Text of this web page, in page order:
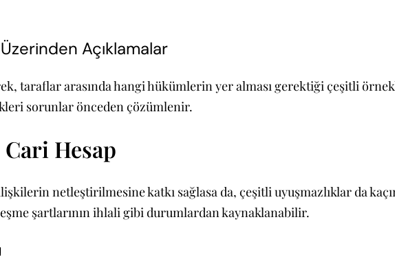
Açıklamalar
taraflar arasında hangi hükümlerin yer alması gerektiği çeşitli
sorunlar önceden çözümlenir.
Hesap
netleştirilmesine katkı sağlasa da, çeşitli uyuşmazlıklar da
şartlarının ihlali gibi durumlardan kaynaklanabilir.